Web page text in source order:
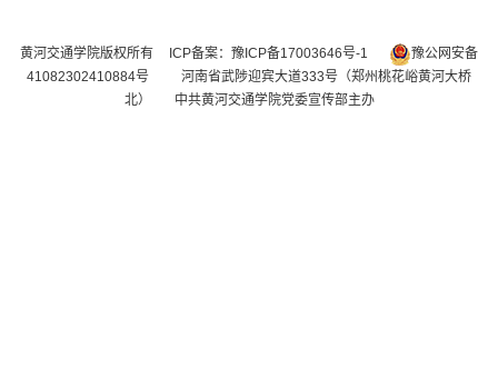
黄河交通学院版权所有 ICP备案：豫ICP备17003646号-1
豫公网安备
41082302410884号
河南省武陟迎宾大道333号（郑州桃花峪黄河大桥
北） 中共黄河交通学院党委宣传部主办